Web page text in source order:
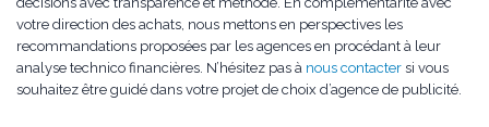
votre direction des achats, nous mettons en perspectives les
recommandations proposées par les agences en procédant à leur
analyse technico financières. N’hésitez pas à nous contacter si vous
souhaitez être guidé dans votre projet de choix d’agence de publicité.